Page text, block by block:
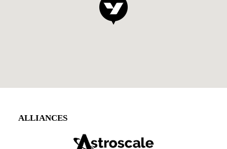
ALLIANCES